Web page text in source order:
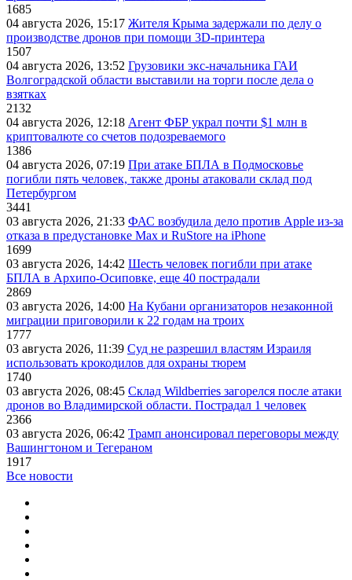
1685
04 августа 2026, 15:17 Жителя Крыма задержали по делу о
производстве дронов при помощи 3D‑принтера
1507
04 августа 2026, 13:52 Грузовики экс-начальника ГАИ
Волгоградской области выставили на торги после дела о
взятках
2132
04 августа 2026, 12:18 Агент ФБР украл почти $1 млн в
криптовалюте со счетов подозреваемого
1386
04 августа 2026, 07:19 При атаке БПЛА в Подмосковье
погибли пять человек, также дроны атаковали склад под
Петербургом
3441
03 августа 2026, 21:33 ФАС возбудила дело против Apple из-за
отказа в предустановке Max и RuStore на iPhone
1699
03 августа 2026, 14:42 Шесть человек погибли при атаке
БПЛА в Архипо-Осиповке, еще 40 пострадали
2869
03 августа 2026, 14:00 На Кубани организаторов незаконной
миграции приговорили к 22 годам на троих
1777
03 августа 2026, 11:39 Суд не разрешил властям Израиля
использовать крокодилов для охраны тюрем
1740
03 августа 2026, 08:45 Склад Wildberries загорелся после атаки
дронов во Владимирской области. Пострадал 1 человек
2366
03 августа 2026, 06:42 Трамп анонсировал переговоры между
Вашингтоном и Тегераном
1917
Все новости